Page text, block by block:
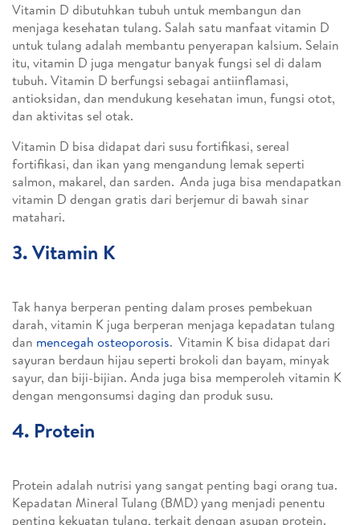
Vitamin D dibutuhkan tubuh untuk membangun dan
menjaga kesehatan tulang. Salah satu manfaat vitamin D
untuk tulang adalah membantu penyerapan kalsium. Selain
itu, vitamin D juga mengatur banyak fungsi sel di dalam
tubuh. Vitamin D berfungsi sebagai antiinflamasi,
antioksidan, dan mendukung kesehatan imun, fungsi otot,
dan aktivitas sel otak.
Vitamin D bisa didapat dari susu fortifikasi, sereal
fortifikasi, dan ikan yang mengandung lemak seperti
salmon, makarel, dan sarden. Anda juga bisa mendapatkan
vitamin D dengan gratis dari berjemur di bawah sinar
matahari.
3. Vitamin K
Tak hanya berperan penting dalam proses pembekuan
darah, vitamin K juga berperan menjaga kepadatan tulang
dan mencegah osteoporosis. Vitamin K bisa didapat dari
sayuran berdaun hijau seperti brokoli dan bayam, minyak
sayur, dan biji-bijian. Anda juga bisa memperoleh vitamin K
dengan mengonsumsi daging dan produk susu.
4. Protein
Protein adalah nutrisi yang sangat penting bagi orang tua.
Kepadatan Mineral Tulang (BMD) yang menjadi penentu
penting kekuatan tulang, terkait dengan asupan protein.